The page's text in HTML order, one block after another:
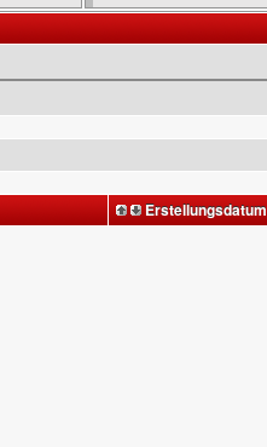
Erstellungsdatum